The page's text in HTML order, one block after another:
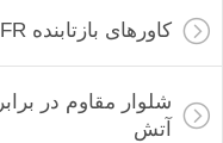
کاورهای بازتابنده FR
شلوار مقاوم در برابر
آتش